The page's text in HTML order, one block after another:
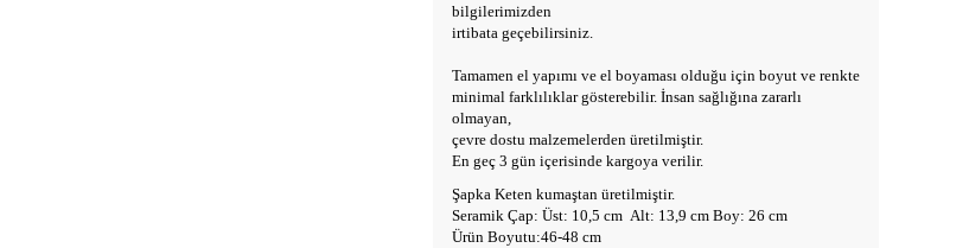
bilgilerimizden
irtibata geçebilirsiniz.
Tamamen el yapımı ve el boyaması olduğu için boyut ve renkte
minimal farklılıklar gösterebilir. İnsan sağlığına zararlı
olmayan,
çevre dostu malzemelerden üretilmiştir.
En geç 3 gün içerisinde kargoya verilir.
Şapka Keten kumaştan üretilmiştir.
Seramik Çap: Üst: 10,5 cm Alt: 13,9 cm Boy: 26 cm
Ürün Boyutu:46-48 cm